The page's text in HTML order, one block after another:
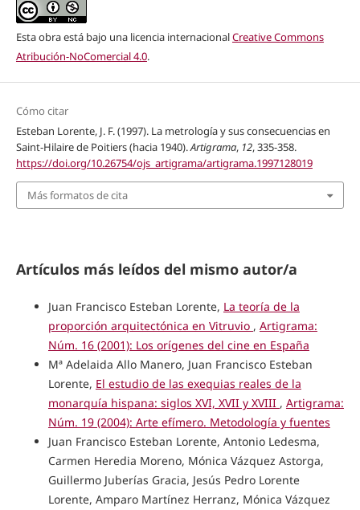
Esta obra está bajo una licencia internacionalCreative Commons
Atribución-NoComercial 4.0.
Cómo citar
Esteban Lorente, J. F. (1997). La metrología y sus consecuencias en
Saint-Hilaire de Poitiers (hacia 1940).Artigrama, 12, 335-358.
https://doi.org/10.26754/ojs_artigrama/artigrama.1997128019
Más formatos de cita
Artículos más leídos del mismo autor/a
Juan Francisco Esteban Lorente, La teoría de la
proporción arquitectónica en Vitruvio , Artigrama:
Núm. 16 (2001): Los orígenes del cine en España
Mª Adelaida Allo Manero, Juan Francisco Esteban
Lorente, El estudio de las exequias reales de la
monarquía hispana: siglos XVI, XVII y XVIII , Artigrama:
Núm. 19 (2004): Arte efímero. Metodología y fuentes
Juan Francisco Esteban Lorente, Antonio Ledesma,
Carmen Heredia Moreno, Mónica Vázquez Astorga,
Guillermo Juberías Gracia, Jesús Pedro Lorente
Lorente, Amparo Martínez Herranz, Mónica Vázquez